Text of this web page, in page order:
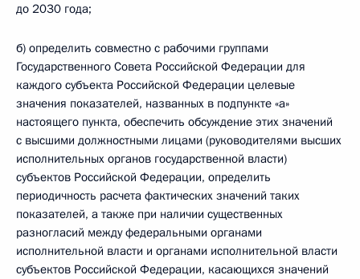
до 2030 года;
б) определить совместно с рабочими группами
Государственного Совета Российской Федерации для
каждого субъекта Российской Федерации целевые
значения показателей, названных в подпункте «а»
настоящего пункта, обеспечить обсуждение этих значений
с высшими должностными лицами (руководителями высших
исполнительных органов государственной власти)
субъектов Российской Федерации, определить
периодичность расчета фактических значений таких
показателей, а также при наличии существенных
разногласий между федеральными органами
исполнительной власти и органами исполнительной власти
субъектов Российской Федерации, касающихся значений